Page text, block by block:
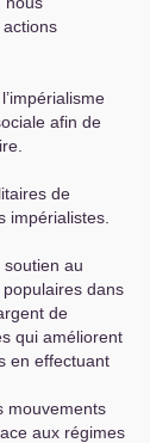
afin de
de
impérialistes.
au
dans
de
qui améliorent
en effectuant
mouvements
aux régimes